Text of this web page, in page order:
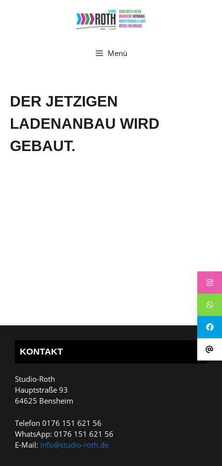
Menü
DER JETZIGEN
LADENANBAU WIRD
GEBAUT.
KONTAKT
Studio-Roth
Hauptstraße 93
64625 Bensheim
Telefon 0176 151 621 56
WhatsApp: 0176 151 621 56
E-Mail: info@studio-roth.de